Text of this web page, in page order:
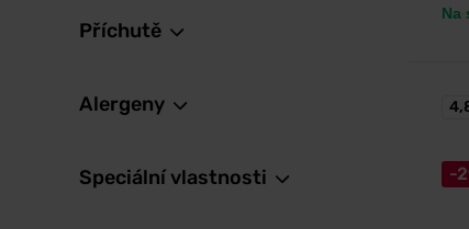
Příchutě
Alergeny
Speciální vlastnosti
Na
-